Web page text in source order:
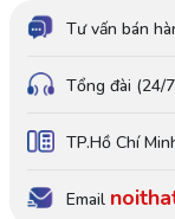
Tư vấn bán
Tổng đài (24/
TP.Hồ Chí
Email